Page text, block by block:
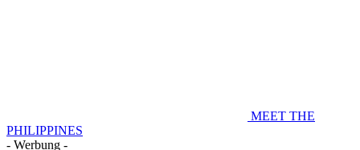
MEET THE
PHILIPPINES
- Werbung -